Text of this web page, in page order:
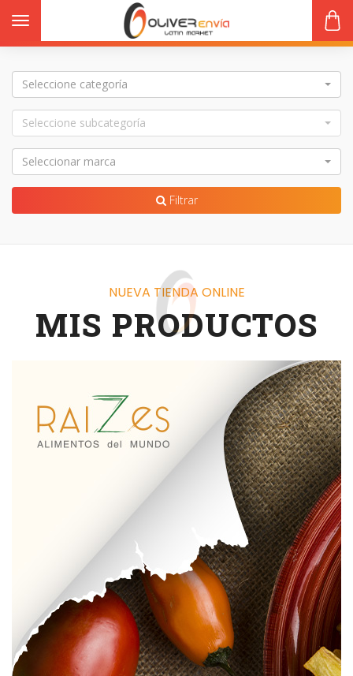
Toggle navigation
Seleccione categoría
Seleccione subcategoría
Seleccionar marca
Filtrar
NUEVA TIENDA ONLINE
MIS PRODUCTOS